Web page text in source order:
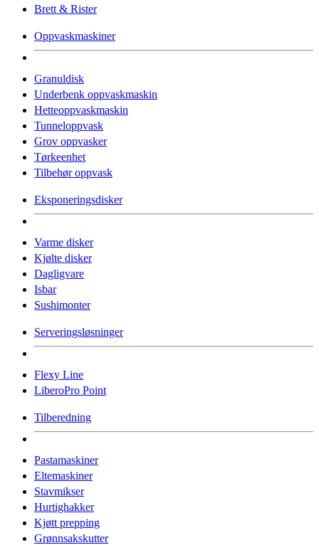
Brett & Rister
Oppvaskmaskiner
Granuldisk
Underbenk oppvaskmaskin
Hetteoppvaskmaskin
Tunneloppvask
Grov oppvasker
Tørkeenhet
Tilbehør oppvask
Eksponeringsdisker
Varme disker
Kjølte disker
Dagligvare
Isbar
Sushimonter
Serveringsløsninger
Flexy Line
LiberoPro Point
Tilberedning
Pastamaskiner
Eltemaskiner
Stavmikser
Hurtighakker
Kjøtt prepping
Grønnsakskutter